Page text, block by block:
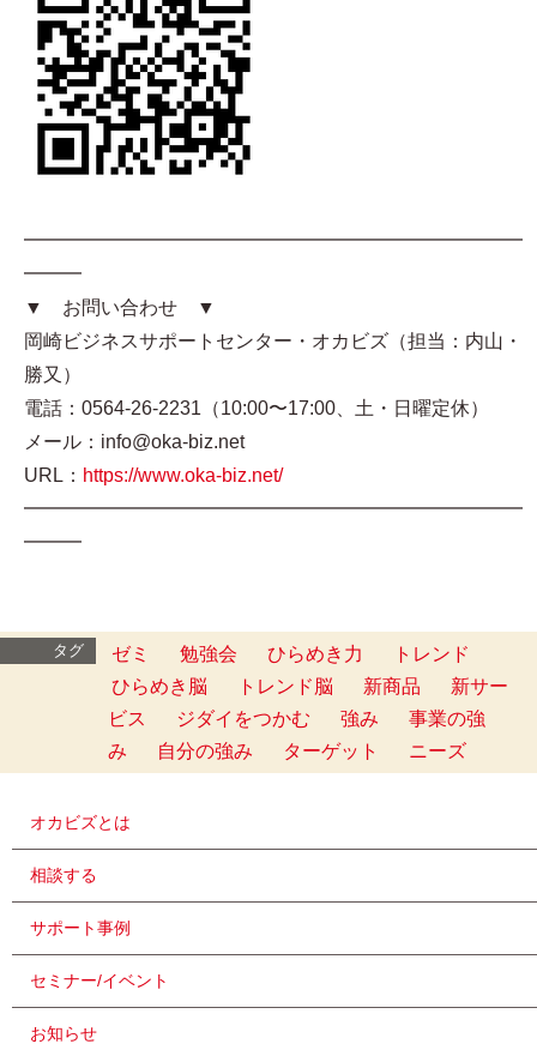
━━━━━━━━━━━━━━━━━━━━━━━━━━
━━━
▼ お問い合わせ ▼
岡崎ビジネスサポートセンター・オカビズ（担当：内山・
勝又）
電話：0564-26-2231（10:00〜17:00、土・日曜定休）
メール：info@oka-biz.net
URL： https://www.oka-biz.net/
━━━━━━━━━━━━━━━━━━━━━━━━━━
━━━
タグ ゼミ 勉強会 ひらめき力
トレンド
ひらめき脳
トレンド脳 新商品
新サー
ビス
ジダイをつかむ 強み
事業の強
み
自分の強み ターゲット ニーズ
オカビズとは
相談する
サポート事例
セミナー/イベント
お知らせ